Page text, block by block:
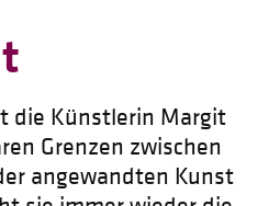
die Künstlerin Margit
Grenzen zwischen
angewandten Kunst